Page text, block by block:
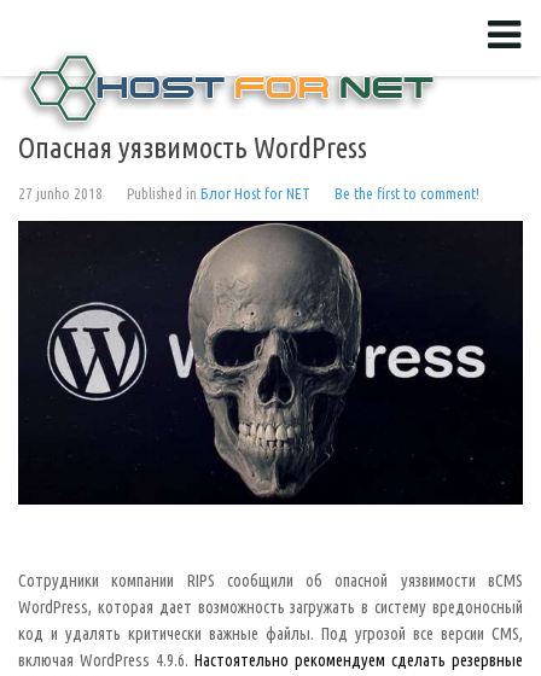
Опасная уязвимость WordPress
27 junho 2018 Published in Блог Host for NET Be the first to comment!
Сотрудники компании RIPS сообщили об опасной уязвимости вCMS
WordPress, которая дает возможность загружать в систему вредоносный
код и удалять критически важные файлы. Под угрозой все версии CMS,
включая WordPress 4.9.6. Настоятельно рекомендуем сделать резервные